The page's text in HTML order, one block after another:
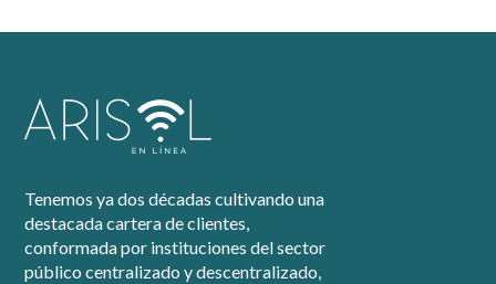
Tenemos ya dos décadas cultivando una
destacada cartera de clientes,
conformada por instituciones del sector
público centralizado y descentralizado,